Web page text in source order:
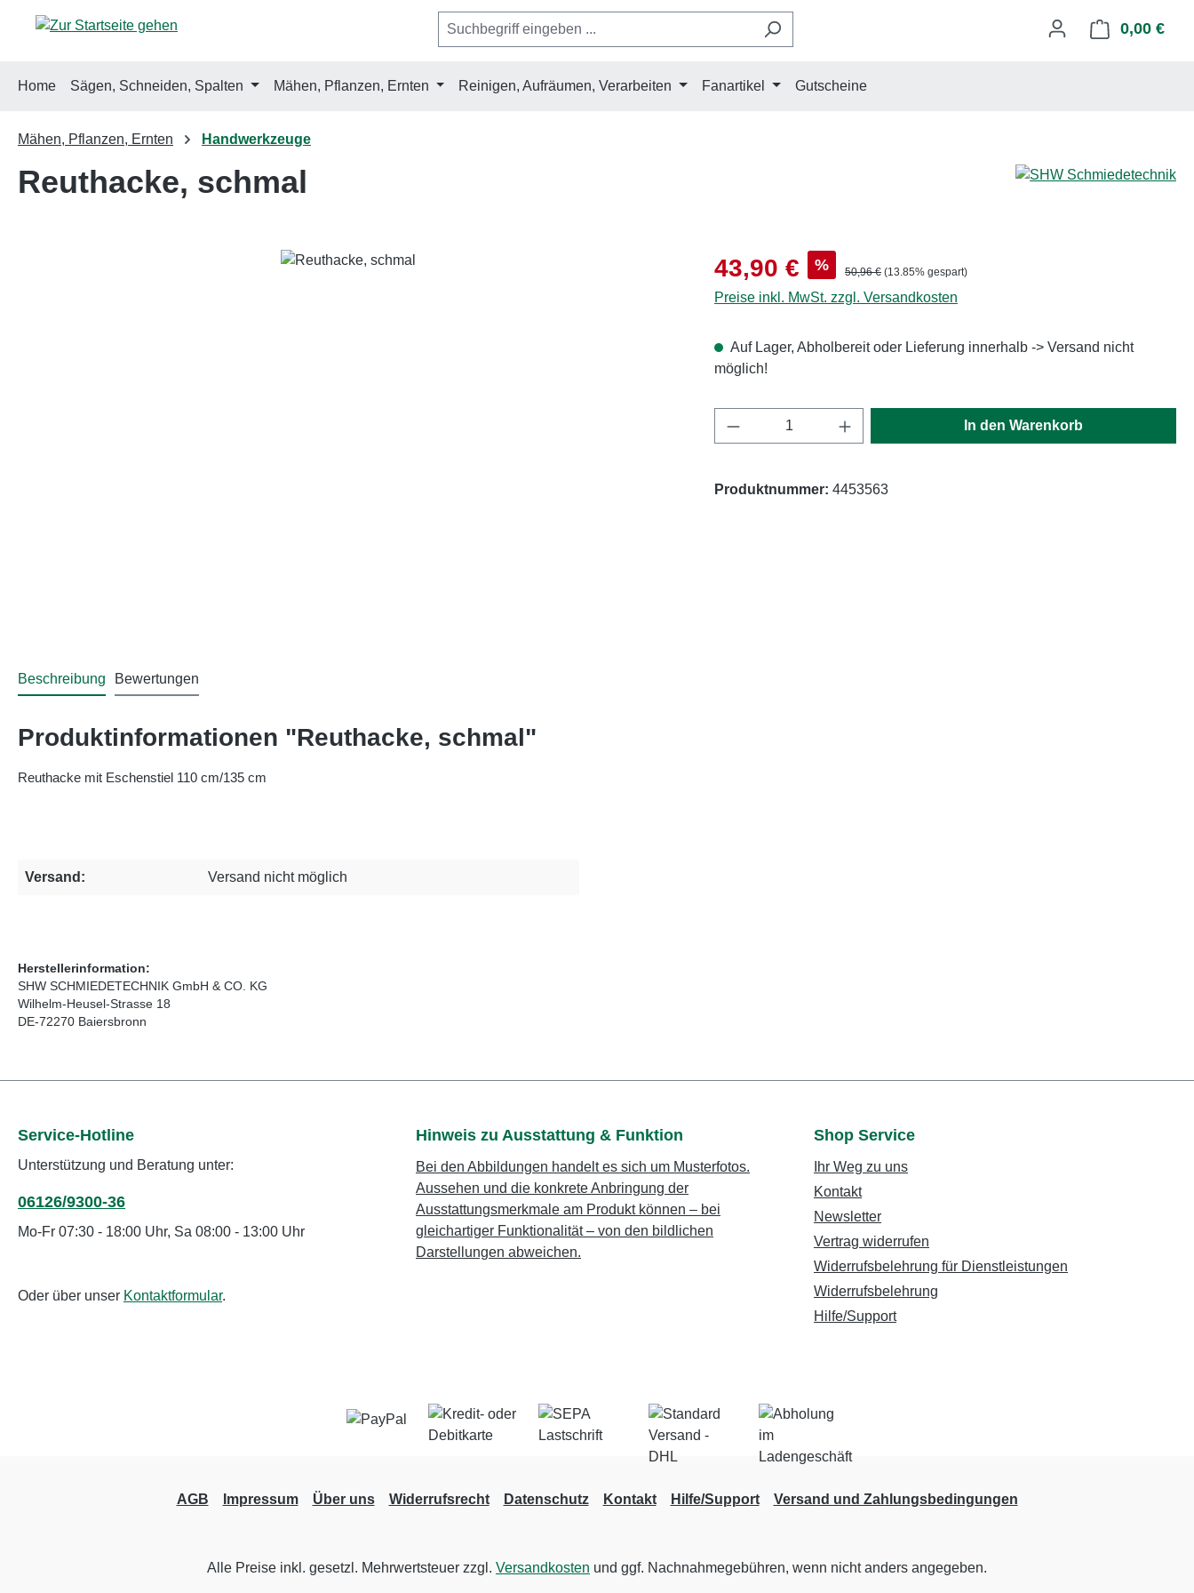
Hauptinhalt springen
Zur Suche springen
Zur Hauptnavigation springen 0,00 €
Home Sägen, Schneiden, Spalten Mähen, Pflanzen, Ernten Reinigen, Aufräumen, Verarbeiten Fanartikel Gutscheine
Mähen, Pflanzen, Ernten Handwerkzeuge
Reuthacke, schmal
Verkaufspreis:
43,90 € % Regulärer Preis:
50,96 € (13.85% gespart)
Preise inkl. MwSt. zzgl. Versandkosten
Auf Lager, Abholbereit oder Lieferung innerhalb -> Versand nicht
möglich!
Produkt Anzahl: Gib den gewünschten Wert ein
In den Warenkorb
Produktnummer: 4453563
Beschreibung Bewertungen
Produktinformationen "Reuthacke, schmal"
Reuthacke mit Eschenstiel 110 cm/135 cm
Versand: Versand nicht möglich
Herstellerinformation:
SHW SCHMIEDETECHNIK GmbH & CO. KG
Wilhelm-Heusel-Strasse 18
DE-72270 Baiersbronn
Service-Hotline
Unterstützung und Beratung unter:
06126/9300-36
Mo-Fr 07:30 - 18:00 Uhr, Sa 08:00 - 13:00 Uhr
Oder über unser Kontaktformular.
Hinweis zu Ausstattung & Funktion
Bei den Abbildungen handelt es sich um Musterfotos.
Aussehen und die konkrete Anbringung der
Ausstattungsmerkmale am Produkt können – bei
gleichartiger Funktionalität – von den bildlichen
Darstellungen abweichen.
Shop Service
Ihr Weg zu uns
Kontakt
Newsletter
Vertrag widerrufen
Widerrufsbelehrung für Dienstleistungen
Widerrufsbelehrung
Hilfe/Support
AGB Impressum Über uns Widerrufsrecht Datenschutz Kontakt Hilfe/Support Versand und Zahlungsbedingungen
Alle Preise inkl. gesetzl. Mehrwertsteuer zzgl. Versandkosten und ggf. Nachnahmegebühren, wenn nicht anders angegeben.